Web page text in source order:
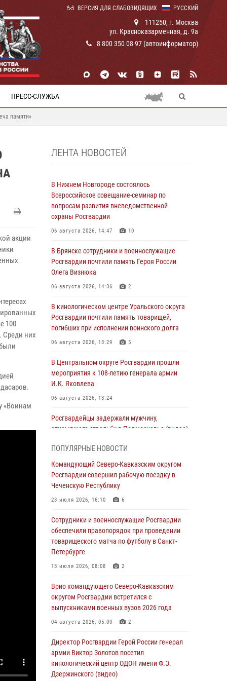
РУССКИЙ
ВЕРСИЯ ДЛЯ СЛАБОВИДЯЩИХ
111250, г. Москва
ул. Красноказарменная, д. 9а
8 800 350 08 97 (автоинформатор)
ПРЕСС-СЛУЖБА
памяти»
акции
100
Среди них
«Воинам
ЛЕНТА НОВОСТЕЙ
В Нижнем Новгороде состоялось
Всероссийское совещание-семинар по
вопросам развития вневедомственной
охраны Росгвардии
06 августа 2026, 14:47 10
В Брянске сотрудники и военнослужащие
Росгвардии почтили память Героя России
Олега Визнюка
06 августа 2026, 14:36 2
В кинологическом центре Уральского округа
Росгвардии почтили память товарищей,
погибших при исполнении воинского долга
06 августа 2026, 13:29 5
В Центральном округе Росгвардии прошли
мероприятия к 108‑летию генерала армии
И.К. Яковлева
06 августа 2026, 13:24
Росгвардейцы задержали мужчину,
открывшего стрельбу в Подмосковье (видео)
Росгвардейцы провели выставку вооружения
для участников сбора «Гвардеец» в Пензе
(видео)
06 августа 2026, 12:00
В Курске росгвардейцы приняли участие в
митинге, посвященном второй годовщине
вторжения ВСУ на территорию области
06 августа 2026, 11:56
задержал правонарушителя, угрожавшего
подростку травматическим пистолетом
06 августа 2026, 11:33 1
ликвидирована крупная нарколаборатория
06 августа 2026, 11:27
В Москве росгвардейцы задержали троих
ПОПУЛЯРНЫЕ НОВОСТИ
Командующий Северо-Кавказским округом
Росгвардии совершил рабочую поездку в
Чеченскую Республику
23 июля 2026, 16:10 6
Сотрудники и военнослужащие Росгвардии
обеспечили правопорядок при проведении
товарищеского матча по футболу в Санкт-
Петербурге
13 июля 2026, 08:08 2
Врио командующего Северо-Кавказским
округом Росгвардии встретился с
выпускниками военных вузов 2026 года
04 августа 2026, 05:00 2
Директор Росгвардии Герой России генерал
армии Виктор Золотов посетил
кинологический центр ОДОН имени Ф.Э.
Дзержинского (видео)